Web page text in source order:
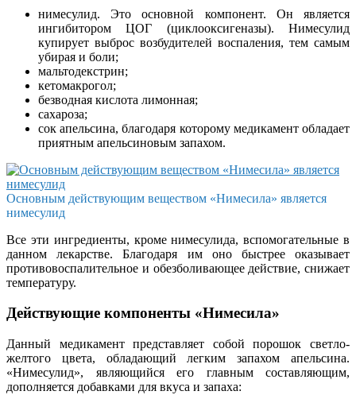
нимесулид. Это основной компонент. Он является
ингибитором ЦОГ (циклооксигеназы). Нимесулид
купирует выброс возбудителей воспаления, тем самым
убирая и боли;
мальтодекстрин;
кетомакрогол;
безводная кислота лимонная;
сахароза;
сок апельсина, благодаря которому медикамент обладает
приятным апельсиновым запахом.
Основным действующим веществом «Нимесила» является
нимесулид
Все эти ингредиенты, кроме нимесулида, вспомогательные в
данном лекарстве. Благодаря им оно быстрее оказывает
противовоспалительное и обезболивающее действие, снижает
температуру.
Действующие компоненты «Нимесила»
Данный медикамент представляет собой порошок светло-
желтого цвета, обладающий легким запахом апельсина.
«Нимесулид», являющийся его главным составляющим,
дополняется добавками для вкуса и запаха: